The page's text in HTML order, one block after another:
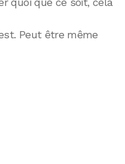
Peut être même